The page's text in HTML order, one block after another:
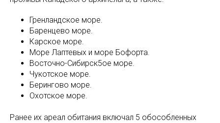
Гренландское море.
Баренцево море.
Карское море.
Море Лаптевых и море Бофорта.
Восточно-Сибирск5ое море.
Чукотское море.
Берингово море.
Охотское море.
Ранее их ареал обитания включал 5 обособленных